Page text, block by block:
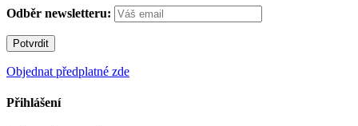
Odběr newsletteru:
Objednat předplatné zde
Přihlášení